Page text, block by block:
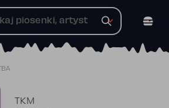
TBA
TKM